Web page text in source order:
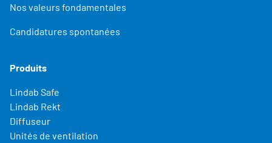
Nos valeurs fondamentales
Candidatures spontanées
Produits
Lindab Safe
Lindab Rekt
Diffuseur
Unités de ventilation